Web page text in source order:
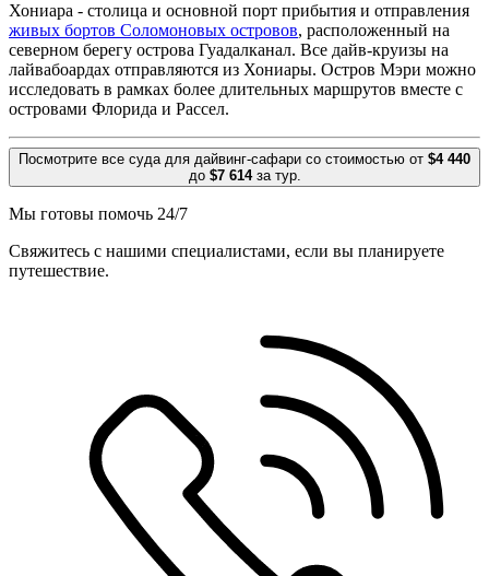
Хониара - столица и основной порт прибытия и отправления
живых бортов Соломоновых островов, расположенный на
северном берегу острова Гуадалканал. Все дайв-круизы на
лайвабоардах отправляются из Хониары. Остров Мэри можно
исследовать в рамках более длительных маршрутов вместе с
островами Флорида и Рассел.
Посмотрите все суда для дайвинг-сафари со стоимостью от $4 440
до $7 614за тур.
Мы готовы помочь 24/7
Свяжитесь с нашими специалистами, если вы планируете
путешествие.